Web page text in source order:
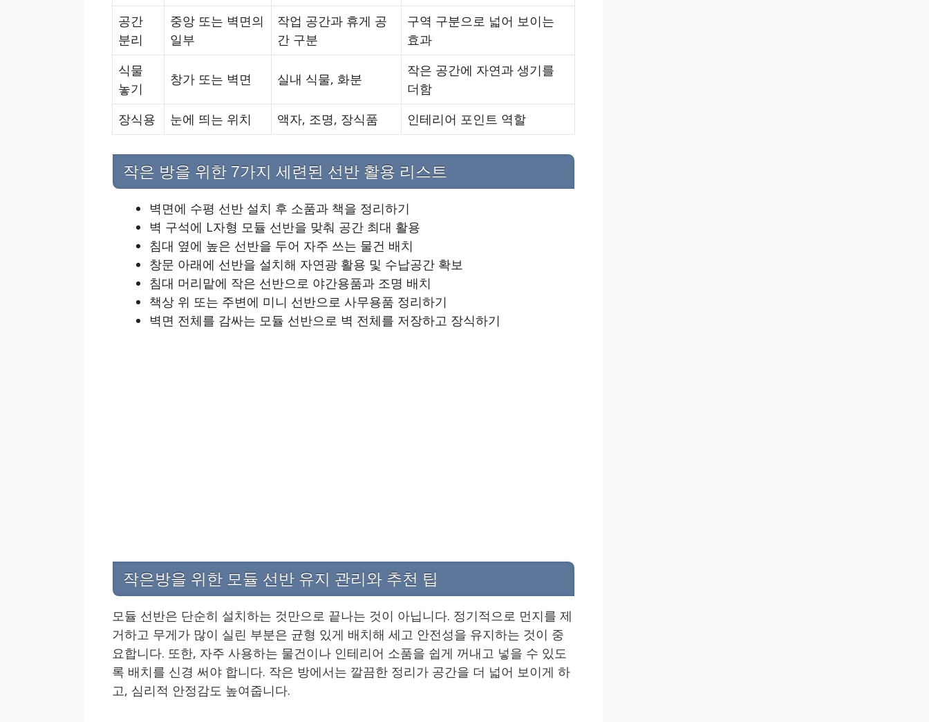
공간
분리
중앙 또는 벽면의
일부
작업 공간과 휴게 공
간 구분
구역 구분으로 넓어 보이는
효과
식물
놓기
창가 또는 벽면 실내 식물, 화분
작은 공간에 자연과 생기를
더함
장식용
눈에 띄는 위치 액자, 조명, 장식품 인테리어 포인트 역할
작은 방을 위한 7가지 세련된 선반 활용 리스트
벽면에 수평 선반 설치 후 소품과 책을 정리하기
벽 구석에 L자형 모듈 선반을 맞춰 공간 최대 활용
침대 옆에 높은 선반을 두어 자주 쓰는 물건 배치
창문 아래에 선반을 설치해 자연광 활용 및 수납공간 확보
침대 머리맡에 작은 선반으로 야간용품과 조명 배치
책상 위 또는 주변에 미니 선반으로 사무용품 정리하기
벽면 전체를 감싸는 모듈 선반으로 벽 전체를 저장하고 장식하기
작은방을 위한 모듈 선반 유지 관리와 추천 팁
모듈 선반은 단순히 설치하는 것만으로 끝나는 것이 아닙니다. 정기적으로 먼지를 제
거하고 무게가 많이 실린 부분은 균형 있게 배치해 세고 안전성을 유지하는 것이 중
요합니다. 또한, 자주 사용하는 물건이나 인테리어 소품을 쉽게 꺼내고 넣을 수 있도
록 배치를 신경 써야 합니다. 작은 방에서는 깔끔한 정리가 공간을 더 넓어 보이게 하
고, 심리적 안정감도 높여줍니다.